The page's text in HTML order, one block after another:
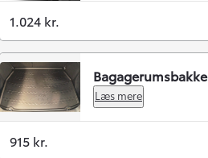
1.024 kr.
Bagagerumsbakke
Læs mere
915 kr.